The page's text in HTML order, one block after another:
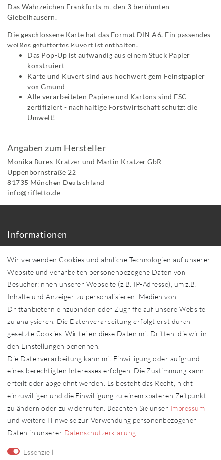
Das Wahrzeichen Frankfurts mt den 3 berühmten
Giebelhäusern.
Die geschlossene Karte hat das Format DIN A6. Ein passendes
weißes gefüttertes Kuvert ist enthalten.
Das Pop-Up ist aufwändig aus einem Stück Papier
konstruiert
Karte und Kuvert sind aus hochwertigem Feinstpapier
von Gmund
Alle verarbeiteten Papiere und Kartons sind FSC-
zertifiziert - nachhaltige Forstwirtschaft schützt die
Umwelt!
Angaben zum Hersteller
Monika Bures-Kratzer und Martin Kratzer GbR
Uppenbornstraße 22
81735 München Deutschland
info@rifletto.de
Informationen
Über uns
Händler in Ihrer Nähe
Sonderanfertigungen
Zahlung und Versand
Shop-Service
Widerrufs­recht
Widerrufs­formular
Impressum
Daten­schutz­erklärung
AGB
Kontakt
Vertrag widerrufen Kontakt
Fachhändler
Wir verwenden Cookies und ähnliche Technologien auf unserer
Website und verarbeiten personenbezogene Daten von
Besucher:innen unserer Webseite (z.B. IP-Adresse), um z.B.
Inhalte und Anzeigen zu personalisieren, Medien von
Drittanbietern einzubinden oder Zugriffe auf unsere Website
zu analysieren. Die Datenverarbeitung erfolgt erst durch
gesetzte Cookies. Wir teilen diese Daten mit Dritten, die wir in
den Einstellungen benennen.
Die Datenverarbeitung kann mit Einwilligung oder aufgrund
eines berechtigten Interesses erfolgen. Die Zustimmung kann
erteilt oder abgelehnt werden. Es besteht das Recht, nicht
einzuwilligen und die Einwilligung zu einem späteren Zeitpunkt
zu ändern oder zu widerrufen. Beachten Sie unser Impressum
und weitere Hinweise zur Verwendung personenbezogener
Daten in unserer Daten­schutz­erklärung
Essenziell